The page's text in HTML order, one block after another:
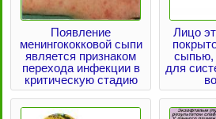
Появление
менингококковой сыпи
является признаком
перехода инфекции в
критическую стадию
Лицо
сыпью,
для